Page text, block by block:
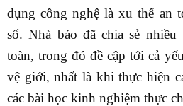
dụng công nghệ là xu thế an
số. Nhà báo đã chia sẻ
toàn, trong đó đề cập tới cả
vệ giới, nhất là khi thực hiện
các bài học kinh nghiệm thực